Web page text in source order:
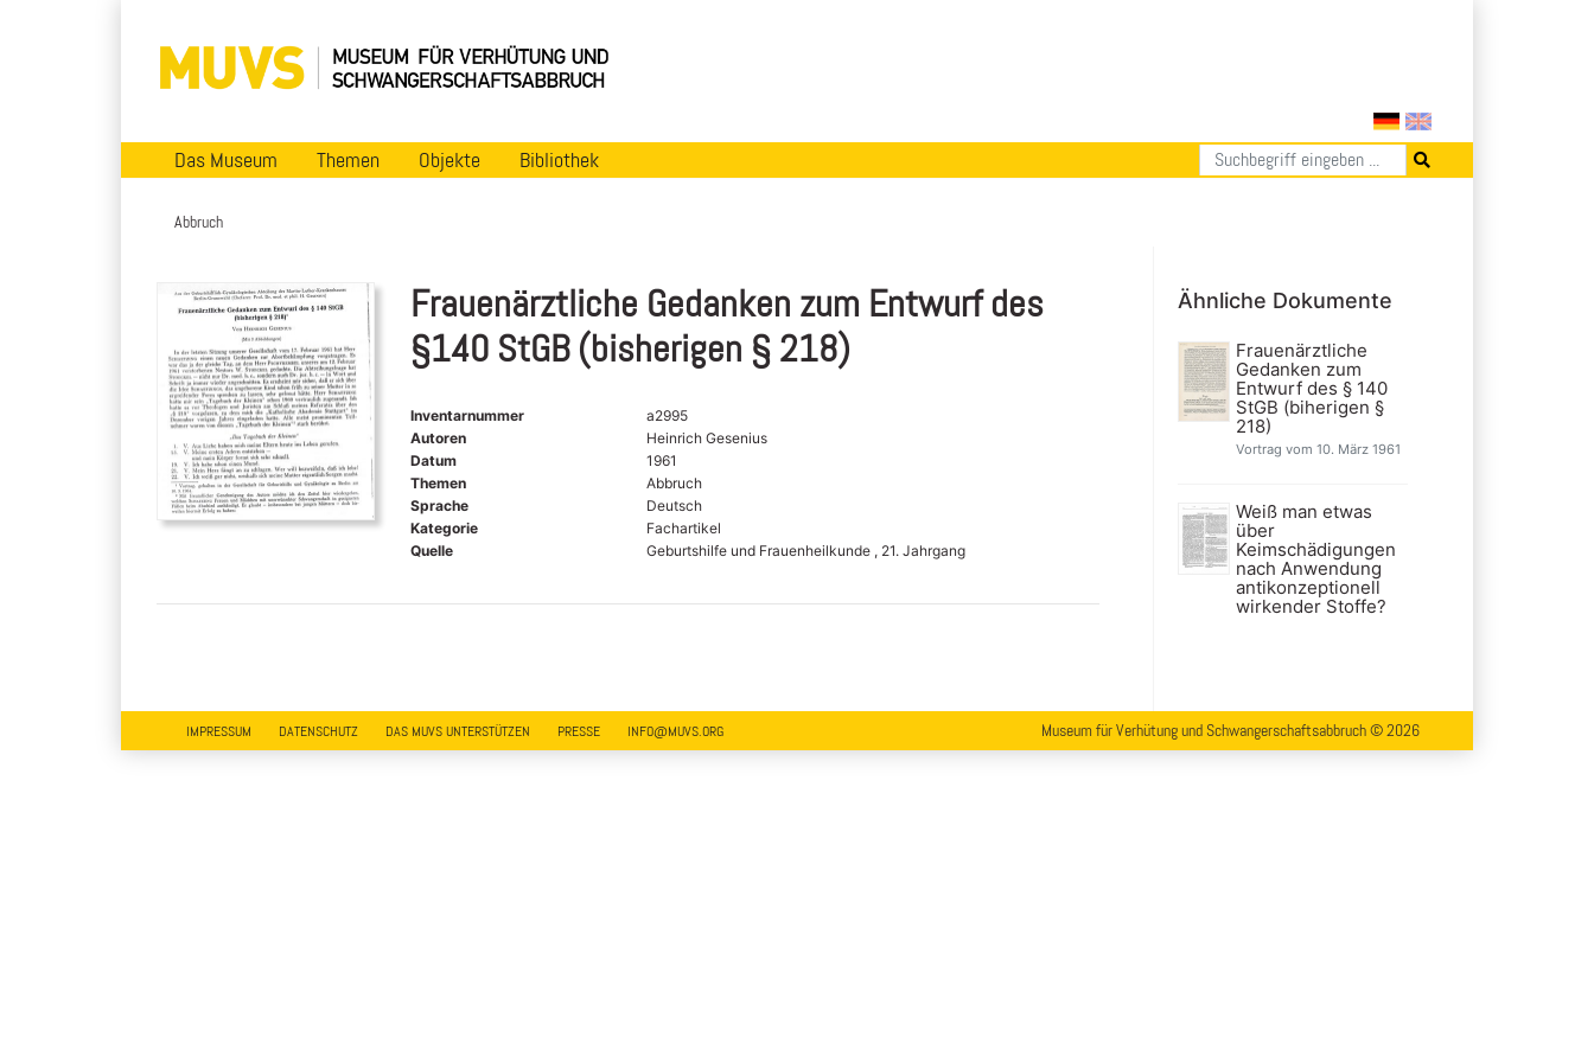
Das Museum Themen Objekte Bibliothek
Abbruch
Frauenärztliche Gedanken zum Entwurf des
§140 StGB (bisherigen § 218)
Inventarnummer
a2995
Autoren
Heinrich Gesenius
Datum
1961
Themen
Abbruch
Sprache
Deutsch
Kategorie
Fachartikel
Quelle
Geburtshilfe und Frauenheilkunde , 21. Jahrgang
Ähnliche Dokumente
Frauenärztliche
Gedanken zum
Entwurf des § 140
StGB (biherigen §
218)
Vortrag vom 10. März 1961
Weiß man etwas
über
Keimschädigungen
nach Anwendung
antikonzeptionell
wirkender Stoffe?
IMPRESSUM DATENSCHUTZ DAS MUVS UNTERSTÜTZEN PRESSE INFO@MUVS.ORG Museum für Verhütung und Schwangerschaftsabbruch © 2026